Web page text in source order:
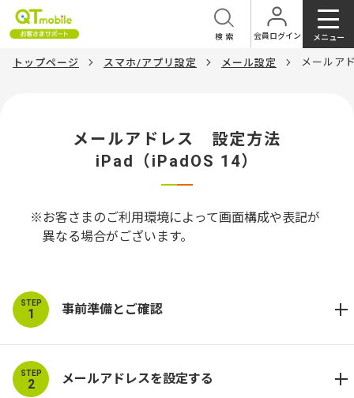
会員ログイン
検索 メニュー
トップページ スマホ/アプリ設定 メール設定 メールア
メールアドレス 設定方法
iPad（iPadOS 14）
お客さまのご利用環境によって画面構成や表記が
異なる場合がございます。
STEP
1 事前準備とご確認
STEP
2 メールアドレスを設定する